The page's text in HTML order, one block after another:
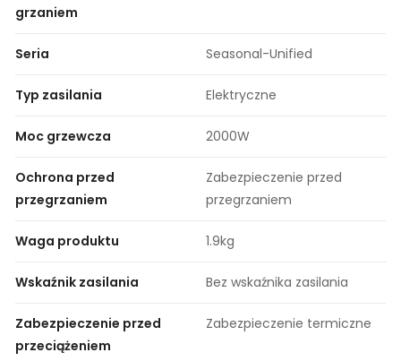
grzaniem
Seria Seasonal-Unified
Typ zasilania Elektryczne
Moc grzewcza 2000W
Ochrona przed
przegrzaniem
Zabezpieczenie przed
przegrzaniem
Waga produktu 1.9kg
Wskaźnik zasilania Bez wskaźnika zasilania
Zabezpieczenie przed
przeciążeniem
Zabezpieczenie termiczne